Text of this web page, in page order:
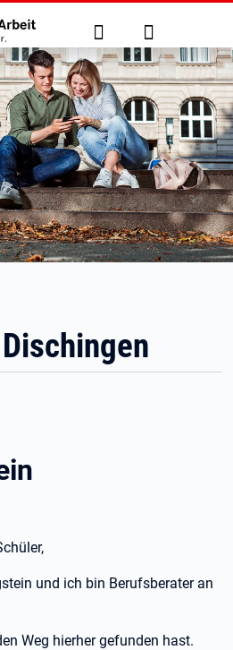
Suche Anmelden
und ich bin Berufsberater an
Weg hierher gefunden hast.